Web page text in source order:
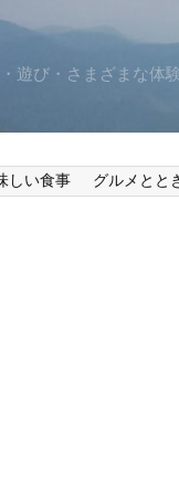
遊び・さまざまな体
しい食事 グルメとと